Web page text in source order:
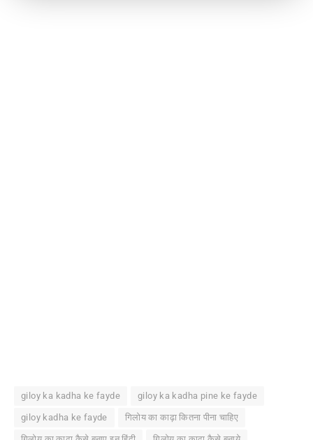
giloy ka kadha ke fayde giloy ka kadha pine ke fayde
giloy kadha ke fayde गिलोय का काढ़ा कितना पीना चाहिए